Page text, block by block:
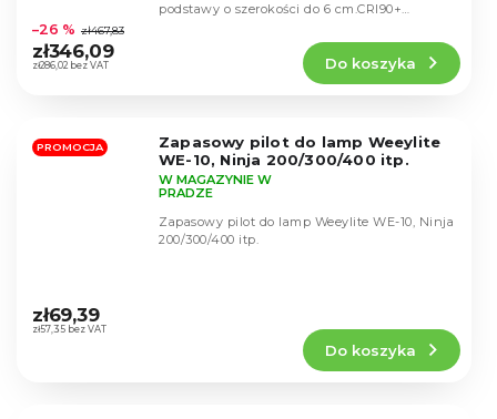
ocena
produktu
wynosi
gwiazdek.
zł286,02 bez VAT
–26 % zł467,83
zł346,09
Do koszyka
podstawy o szerokości do 6 cm.CRI90+
PROMOCJA
Zapasowy pilot do lamp Weeylite
WE-10, Ninja 200/300/400 itp.
ocena
produktu
W MAGAZYNIE W
PRADZE
zł57,35 bez VAT
zł69,39
Do koszyka
Zapasowy pilot do lamp Weeylite WE-10, Ninja
200/300/400 itp.